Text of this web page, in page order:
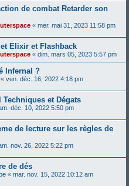
de combat Retarder son
« mer. mai 31, 2023 11:58 pm
Elixir et Flashback
« dim. mars 05, 2023 5:57 pm
Infernal ?
« ven. déc. 16, 2022 4:18 pm
et Dégats
déc. 10, 2022 5:50 pm
de lecture sur les règles de
nov. 26, 2022 5:22 pm
de dés
« mar. nov. 15, 2022 10:12 am